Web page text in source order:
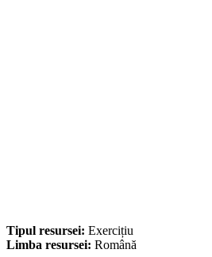
Tipul resursei: Exercițiu
Limba resursei: Română